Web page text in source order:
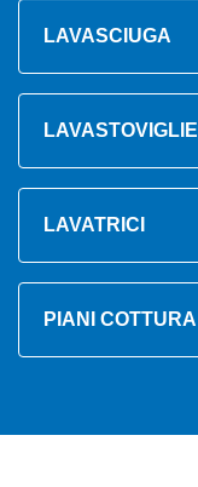
LAVASCIUGA
LAVASTOVIGLIE
LAVATRICI
PIANI COTTURA